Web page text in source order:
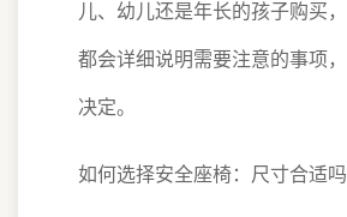
儿、幼儿还是年长的孩子购买
都会详细说明需要注意的事项
决定。
如何选择安全座椅：尺寸合适吗